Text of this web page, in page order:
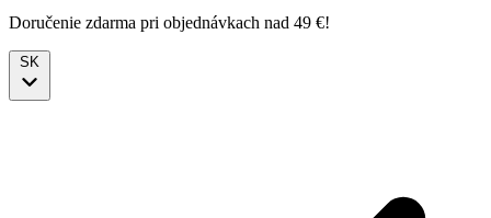
Doručenie zdarma pri objednávkach nad 49 €!
SK